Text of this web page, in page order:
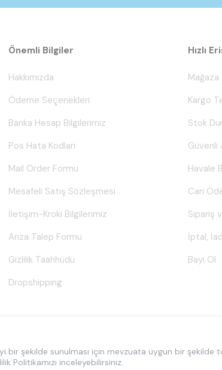
Önemli Bilgiler
Hakkımızda
Ödeme Seçenekleri
Banka Hesap Bilgilerimiz
Pos Hata Kodları
Mail Order Formu
Mesafeli Satış Sözleşmesi
İletişim-Kroki Bilgilerimiz
Arıza Talep Formu
Gizlilik Taahhüdü
Dropshipping
Hızlı
Mağaza
Kargo
Stok
Güvenli
Havale
Cari
Sipariş
İptal,
Bayi Ol
bir şekilde sunulması için mevzuata uygun bir şekilde
Politikamızı inceleyebilirsiniz.